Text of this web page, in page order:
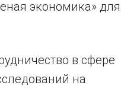
экономика» для
в сфере
на